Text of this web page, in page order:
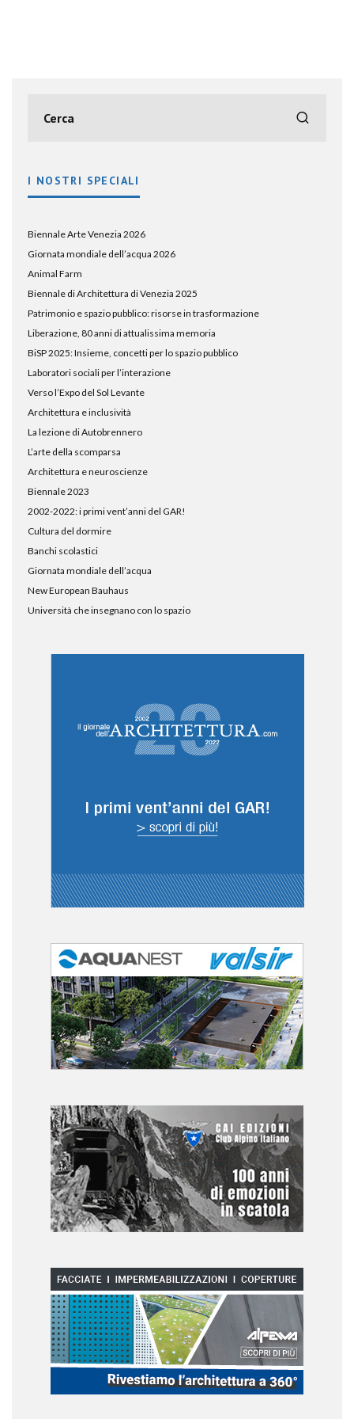
I NOSTRI SPECIALI
Biennale Arte Venezia 2026
Giornata mondiale dell’acqua 2026
Animal Farm
Biennale di Architettura di Venezia 2025
Patrimonio e spazio pubblico: risorse in trasformazione
Liberazione, 80 anni di attualissima memoria
BiSP 2025: Insieme, concetti per lo spazio pubblico
Laboratori sociali per l’interazione
Verso l’Expo del Sol Levante
Architettura e inclusività
La lezione di Autobrennero
L’arte della scomparsa
Architettura e neuroscienze
Biennale 2023
2002-2022: i primi vent’anni del GAR!
Cultura del dormire
Banchi scolastici
Giornata mondiale dell’acqua
New European Bauhaus
Università che insegnano con lo spazio